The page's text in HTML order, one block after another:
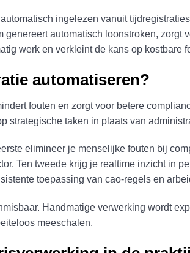
ingelezen vanuit
automatisch loonstroken, zorgt
werk en verkleint de kans op kostbare
automatiseren?
fouten en zorgt voor betere
strategische taken in plaats van
elimineer je menselijke fouten bij
Ten tweede krijg je realtime inzicht in
toepassing van cao-regels en
Handmatige verwerking wordt
meeschalen.